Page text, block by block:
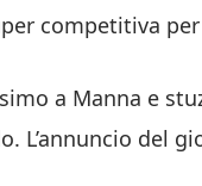
competitiva
a Manna e
L’annuncio del